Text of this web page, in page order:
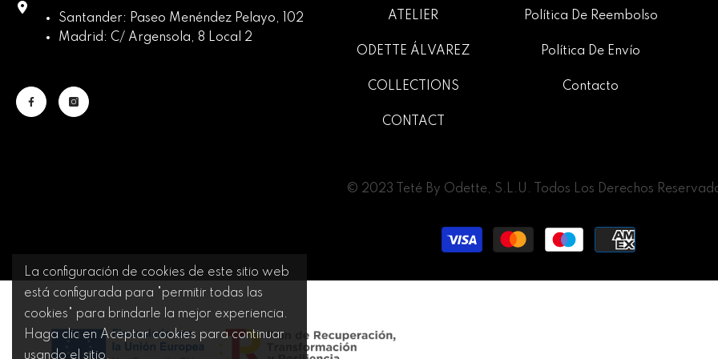
Santander: Paseo Menéndez Pelayo, 102
Madrid: C/ Argensola, 8 Local 2
ATELIER
ODETTE ÁLVAREZ
COLLECTIONS
CONTACT
Política De Reembolso
Política De Envío
Contacto
© 2023 Teté By Odette, S.L.U. Todos Los Derechos
Métodos
de
La configuración de cookies de este sitio web
está configurada para "permitir todas las
cookies" para brindarle la mejor experiencia.
Haga clic en Aceptar cookies para continuar
usando el sitio.